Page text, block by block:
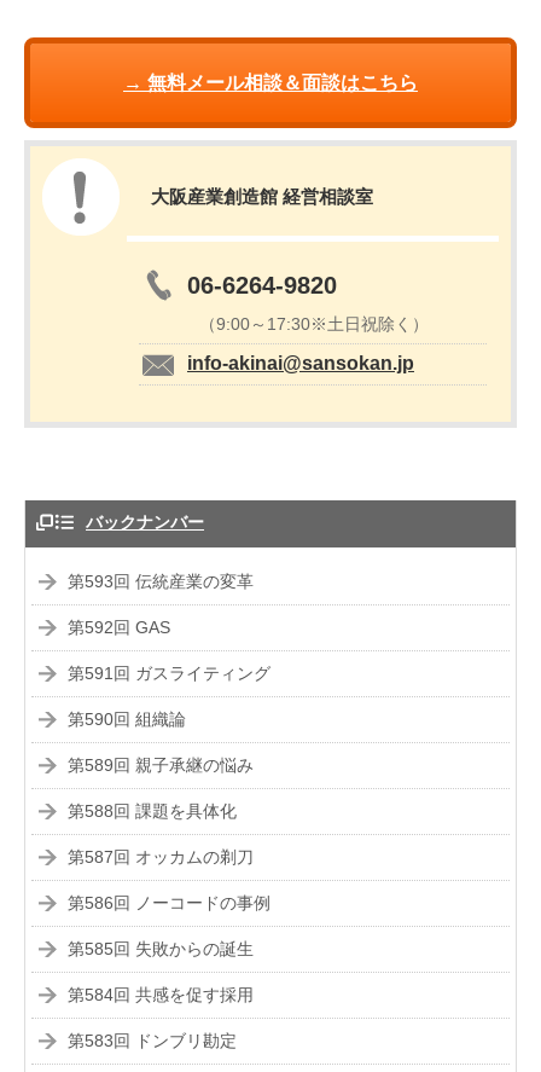
→ 無料メール相談＆面談はこちら
大阪産業創造館 経営相談室
06-6264-9820
（9:00～17:30※土日祝除く）
info-akinai@sansokan.jp
バックナンバー
第593回 伝統産業の変革
第592回 GAS
第591回 ガスライティング
第590回 組織論
第589回 親子承継の悩み
第588回 課題を具体化
第587回 オッカムの剃刀
第586回 ノーコードの事例
第585回 失敗からの誕生
第584回 共感を促す採用
第583回 ドンブリ勘定